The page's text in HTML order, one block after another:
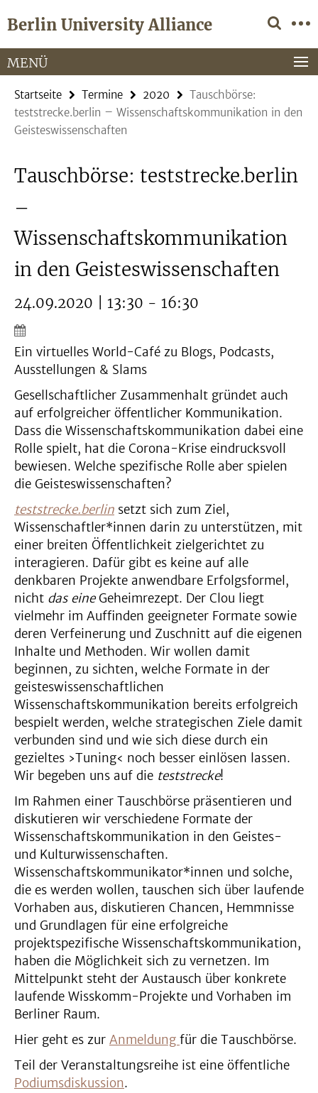
direkt
Inhalt
Berlin University Alliance
Service-
Navigation
MENÜ
Startseite Termine 2020
Tauschbörse:
teststrecke.berlin – Wissenschaftskommunikation in den
Geisteswissenschaften
Tauschbörse: teststrecke.berlin
–
Wissenschaftskommunikation
in den Geisteswissenschaften
24.09.2020 | 13:30 - 16:30
Ein virtuelles World-Café zu Blogs, Podcasts,
Ausstellungen & Slams
Gesellschaftlicher Zusammenhalt gründet auch
auf erfolgreicher öffentlicher Kommunikation.
Dass die Wissenschaftskommunikation dabei eine
Rolle spielt, hat die Corona-Krise eindrucksvoll
bewiesen. Welche spezifische Rolle aber spielen
die Geisteswissenschaften?
teststrecke.berlin setzt sich zum Ziel,
Wissenschaftler*innen darin zu unterstützen, mit
einer breiten Öffentlichkeit zielgerichtet zu
interagieren. Dafür gibt es keine auf alle
denkbaren Projekte anwendbare Erfolgsformel,
nicht das eineGeheimrezept. Der Clou liegt
vielmehr im Auffinden geeigneter Formate sowie
deren Verfeinerung und Zuschnitt auf die eigenen
Inhalte und Methoden. Wir wollen damit
beginnen, zu sichten, welche Formate in der
geisteswissenschaftlichen
Wissenschaftskommunikation bereits erfolgreich
bespielt werden, welche strategischen Ziele damit
verbunden sind und wie sich diese durch ein
gezieltes ›Tuning‹ noch besser einlösen lassen.
Wir begeben uns auf die teststrecke!
Im Rahmen einer Tauschbörse präsentieren und
diskutieren wir verschiedene Formate der
Wissenschaftskommunikation in den Geistes-
und Kulturwissenschaften.
Wissenschaftskommunikator*innen und solche,
die es werden wollen, tauschen sich über laufende
Vorhaben aus, diskutieren Chancen, Hemmnisse
und Grundlagen für eine erfolgreiche
projektspezifische Wissenschaftskommunikation,
haben die Möglichkeit sich zu vernetzen. Im
Mittelpunkt steht der Austausch über konkrete
laufende Wisskomm-Projekte und Vorhaben im
Berliner Raum.
Hier geht es zur Anmeldung für die Tauschbörse.
Teil der Veranstaltungsreihe ist eine öffentliche
Podiumsdiskussion.